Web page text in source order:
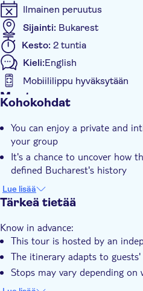
Ilmainen peruutus
Sijainti: Bukarest
Kesto: 2 tuntia
Kieli:English
Mobiililippu hyväksytään
Muuta
Official reseller
Opastettu kierros
Paikalliseen makuun
Yksityinen kierros
E-lippu
Pet friendly
Kohokohdat
You can enjoy a private and
your group
It's a chance to uncover how
defined Bucharest's history
You'll experience a
interests
discovery
Lue lisää
Tärkeä tietää
Know in advance:
This tour is hosted by an
The itinerary adapts to
Stops may vary depending on
This is a walking tour